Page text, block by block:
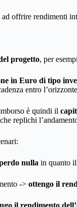
offrire rendimenti
progetto, per
in Euro di tipo
entro
è quindi il
replichi
nulla in quanto
-> ottengo il
il rendimento